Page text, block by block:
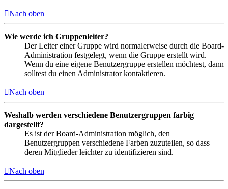
Nach oben
Wie werde ich Gruppenleiter?
Der Leiter einer Gruppe wird normalerweise durch die Board-
Administration festgelegt, wenn die Gruppe erstellt wird.
Wenn du eine eigene Benutzergruppe erstellen möchtest, dann
solltest du einen Administrator kontaktieren.
Nach oben
Weshalb werden verschiedene Benutzergruppen farbig
dargestellt?
Es ist der Board-Administration möglich, den
Benutzergruppen verschiedene Farben zuzuteilen, so dass
deren Mitglieder leichter zu identifizieren sind.
Nach oben